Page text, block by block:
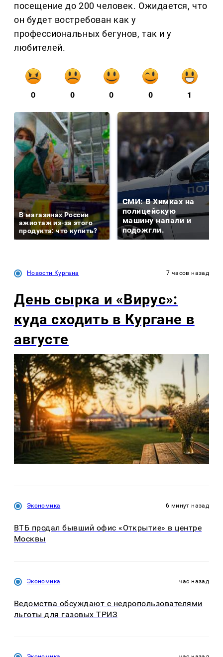
посещение до 200 человек. Ожидается, что
он будет востребован как у
профессиональных бегунов, так и у
любителей.
0 0 0 0 1
В магазинах России
ажиотаж из-за этого
продукта: что купить?
СМИ: В Химках на
полицейскую
машину напали и
подожгли.
Новости Кургана 7 часов назад
День сырка и «Вирус»:
куда сходить в Кургане в
августе
Экономика 6 минут назад
ВТБ продал бывший офис «Открытие» в центре
Москвы
Экономика час назад
Ведомства обсуждают с недропользователями
льготы для газовых ТРИЗ